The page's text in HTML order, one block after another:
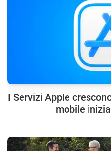
I Servizi Apple
mobile